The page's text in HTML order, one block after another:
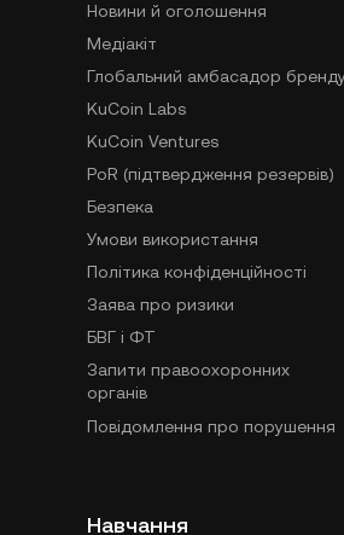
Новини й оголошення
Медіакіт
Глобальний амбасадор
KuCoin Labs
KuCoin Ventures
PoR (підтвердження резервів)
Безпека
Умови використання
Політика конфіденційності
Заява про ризики
БВГ і ФТ
Запити правоохоронних
органів
Повідомлення про порушення
Навчання